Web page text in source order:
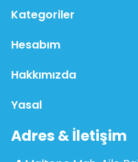
Kategoriler
Hesabım
Hakkımızda
Yasal
Adres & İletişim